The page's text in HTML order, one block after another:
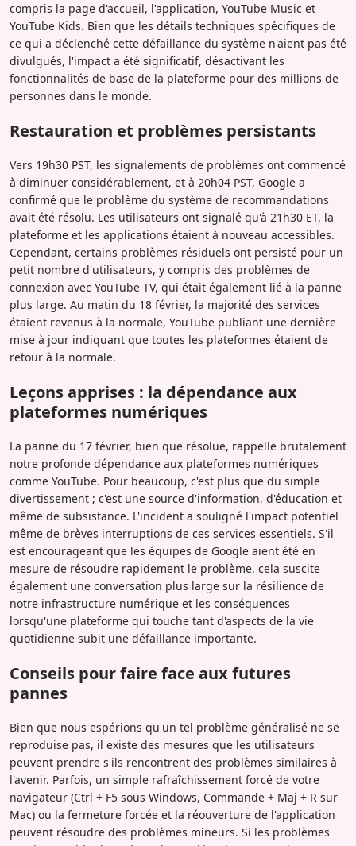
compris la page d'accueil, l'application, YouTube Music et
YouTube Kids. Bien que les détails techniques spécifiques de
ce qui a déclenché cette défaillance du système n'aient pas été
divulgués, l'impact a été significatif, désactivant les
fonctionnalités de base de la plateforme pour des millions de
personnes dans le monde.
Restauration et problèmes persistants
Vers 19h30 PST, les signalements de problèmes ont commencé
à diminuer considérablement, et à 20h04 PST, Google a
confirmé que le problème du système de recommandations
avait été résolu. Les utilisateurs ont signalé qu'à 21h30 ET, la
plateforme et les applications étaient à nouveau accessibles.
Cependant, certains problèmes résiduels ont persisté pour un
petit nombre d'utilisateurs, y compris des problèmes de
connexion avec YouTube TV, qui était également lié à la panne
plus large. Au matin du 18 février, la majorité des services
étaient revenus à la normale, YouTube publiant une dernière
mise à jour indiquant que toutes les plateformes étaient de
retour à la normale.
Leçons apprises : la dépendance aux
plateformes numériques
La panne du 17 février, bien que résolue, rappelle brutalement
notre profonde dépendance aux plateformes numériques
comme YouTube. Pour beaucoup, c'est plus que du simple
divertissement ; c'est une source d'information, d'éducation et
même de subsistance. L'incident a souligné l'impact potentiel
même de brèves interruptions de ces services essentiels. S'il
est encourageant que les équipes de Google aient été en
mesure de résoudre rapidement le problème, cela suscite
également une conversation plus large sur la résilience de
notre infrastructure numérique et les conséquences
lorsqu'une plateforme qui touche tant d'aspects de la vie
quotidienne subit une défaillance importante.
Conseils pour faire face aux futures
pannes
Bien que nous espérions qu'un tel problème généralisé ne se
reproduise pas, il existe des mesures que les utilisateurs
peuvent prendre s'ils rencontrent des problèmes similaires à
l'avenir. Parfois, un simple rafraîchissement forcé de votre
navigateur (Ctrl + F5 sous Windows, Commande + Maj + R sur
Mac) ou la fermeture forcée et la réouverture de l'application
peuvent résoudre des problèmes mineurs. Si les problèmes